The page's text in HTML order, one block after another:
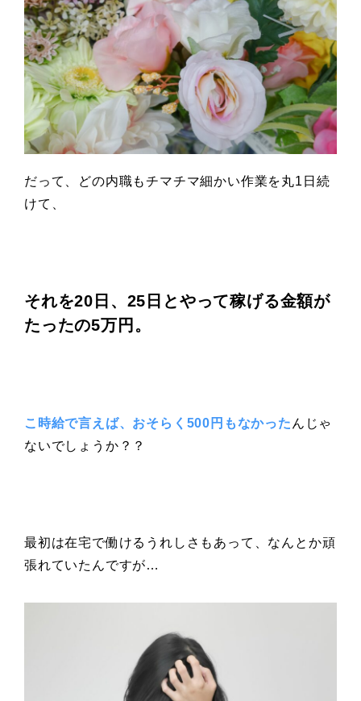
だって、どの内職もチマチマ細かい作業を丸1日続
けて、
それを20日、25日とやって稼げる金額が
たったの5万円。
こ時給で言えば、おそらく500円もなかった んじゃ
ないでしょうか？？
最初は在宅で働けるうれしさもあって、なんとか頑
張れていたんですが…